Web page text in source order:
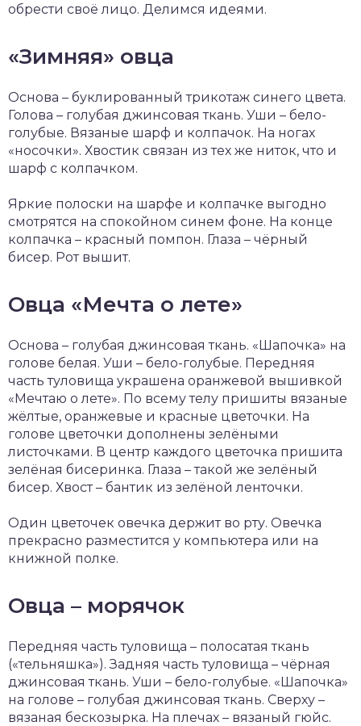
обрести своё лицо. Делимся идеями.
«Зимняя» овца
Основа – буклированный трикотаж синего цвета.
Голова – голубая джинсовая ткань. Уши – бело-
голубые. Вязаные шарф и колпачок. На ногах
«носочки». Хвостик связан из тех же ниток, что и
шарф с колпачком.
Яркие полоски на шарфе и колпачке выгодно
смотрятся на спокойном синем фоне. На конце
колпачка – красный помпон. Глаза – чёрный
бисер. Рот вышит.
Овца «Мечта о лете»
Основа – голубая джинсовая ткань. «Шапочка» на
голове белая. Уши – бело-голубые. Передняя
часть туловища украшена оранжевой вышивкой
«Мечтаю о лете». По всему телу пришиты вязаные
жёлтые, оранжевые и красные цветочки. На
голове цветочки дополнены зелёными
листочками. В центр каждого цветочка пришита
зелёная бисеринка. Глаза – такой же зелёный
бисер. Хвост – бантик из зелёной ленточки.
Один цветочек овечка держит во рту. Овечка
прекрасно разместится у компьютера или на
книжной полке.
Овца – морячок
Передняя часть туловища – полосатая ткань
(«тельняшка»). Задняя часть туловища – чёрная
джинсовая ткань. Уши – бело-голубые. «Шапочка»
на голове – голубая джинсовая ткань. Сверху –
вязаная бескозырка. На плечах – вязаный гюйс.